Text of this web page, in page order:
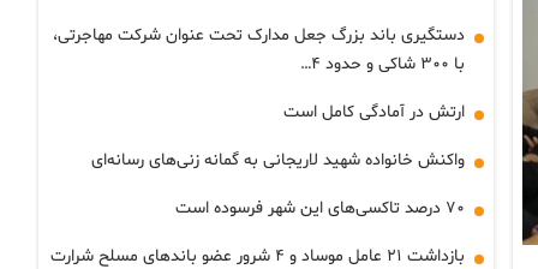
دستگیری باند بزرگ جعل مدارک تحت عنوان شرکت مهاجرتی،
با ۳۰۰ شاکی و حدود ۴…
ارتش در آمادگی کامل است
واکنش خانواده شهید لاریجانی به گمانه زنی‌های رسانه‌ای
۷۰ درصد تاکسی‌های این شهر فرسوده است
بازداشت ۲۱ عامل موساد و ۴ شرور عضو باندهای مسلح شرارت